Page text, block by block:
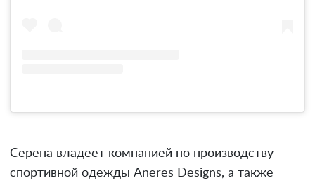
Серена владеет компанией по производству
спортивной одежды Aneres Designs, а также